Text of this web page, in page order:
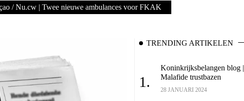
/ Nu.cw | Twee nieuwe ambulances voor FKAK
TRENDING ARTIKELEN
1.
Koninkrijksbelangen blog |
Malafide trustbazen
28 JANUARI 2024